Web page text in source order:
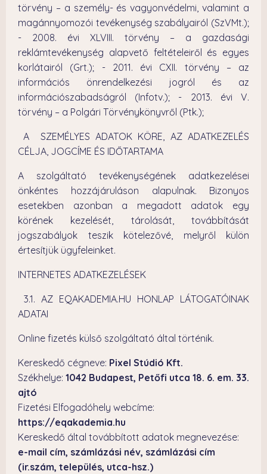
törvény – a személy- és vagyonvédelmi, valamint a
magánnyomozói tevékenység szabályairól (SzVMt.);
- 2008. évi XLVIII. törvény – a gazdasági
reklámtevékenység alapvető feltételeiről és egyes
korlátairól (Grt.); - 2011. évi CXII. törvény – az
információs önrendelkezési jogról és az
információszabadságról (Infotv.); - 2013. évi V.
törvény – a Polgári Törvénykönyvről (Ptk.);
A SZEMÉLYES ADATOK KÖRE, AZ ADATKEZELÉS
CÉLJA, JOGCÍME ÉS IDŐTARTAMA
A szolgáltató tevékenységének adatkezelései
önkéntes hozzájáruláson alapulnak. Bizonyos
esetekben azonban a megadott adatok egy
körének kezelését, tárolását, továbbítását
jogszabályok teszik kötelezővé, melyről külön
értesítjük ügyfeleinket.
INTERNETES ADATKEZELÉSEK
3.1. AZ EQAKADEMIA.HU HONLAP LÁTOGATÓINAK
ADATAI
Online fizetés külső szolgáltató által történik.
Kereskedő cégneve: Pixel Stúdió Kft.
Székhelye: 1042 Budapest, Petőfi utca 18. 6. em. 33.
ajtó
Fizetési Elfogadóhely webcíme:
https://eqakademia.hu
Kereskedő által továbbított adatok megnevezése:
e-mail cím, számlázási név, számlázási cím
(ir.szám, település, utca-hsz.)